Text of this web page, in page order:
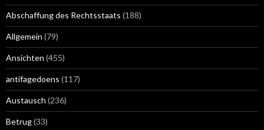
Abschaffung des Rechtsstaats (188)
Allgemein (79)
Ansichten (455)
antifagedoens (117)
Austausch (236)
Betrug(33)